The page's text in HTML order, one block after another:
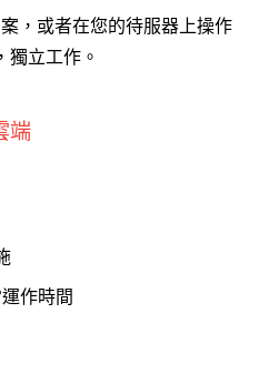
，或者在您的待服器上操作
獨立工作。
端
作時間